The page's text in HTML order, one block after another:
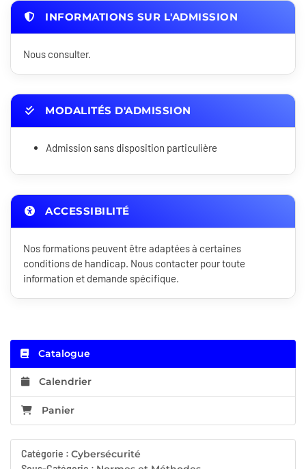
INFORMATIONS SUR L'ADMISSION
Nous consulter.
MODALITÉS D'ADMISSION
Admission sans disposition particulière
ACCESSIBILITÉ
Nos formations peuvent être adaptées à certaines
conditions de handicap. Nous contacter pour toute
information et demande spécifique.
Catalogue
Calendrier
Panier
Catégorie : Cybersécurité